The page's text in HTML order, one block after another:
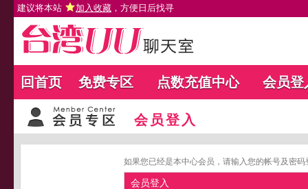
建议将本站 加入收藏 ，方便日后找寻
回首页 免费专区 点数充值中心 会员登
会员登入
如果您已经是本中心会员，请输入您的帐号及密
会员登入